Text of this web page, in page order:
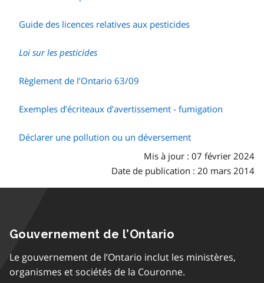
Guide des licences relatives aux pesticides
Loi sur les pesticides
Règlement de l’Ontario 63/09
Exemples d’écriteaux d’avertissement - fumigation
Déclarer une pollution ou un déversement
Mis à jour : 07 février 2024
Date de publication : 20 mars 2014
Gouvernement de l’Ontario
Le gouvernement de l’Ontario inclut les ministères,
organismes et sociétés de la Couronne.